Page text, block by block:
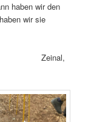
haben wir den
wir sie